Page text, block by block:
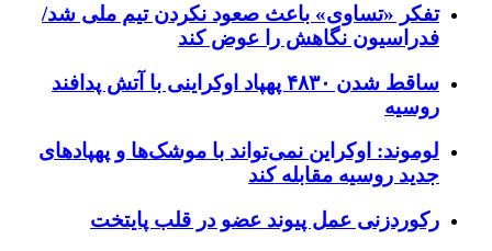
تفکر «تساوی» باعث صعود نکردن تیم ملی شد/
فدراسیون نگاهش را عوض کند
ساقط شدن ۴۸۳۰ پهپاد اوکراینی با آتش پدافند
روسیه
لوموند: اوکراین نمی‌تواند با موشک‌ها و پهپادهای
جدید روسیه مقابله کند
رکوردزنی عمل پیوند عضو در قلب پایتخت